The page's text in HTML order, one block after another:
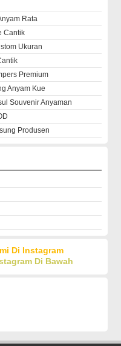
Rata
Cantik
Ukuran
Premium
Anyam Kue
Souvenir Anyaman
Produsen
Di Instagram
Di Bawah